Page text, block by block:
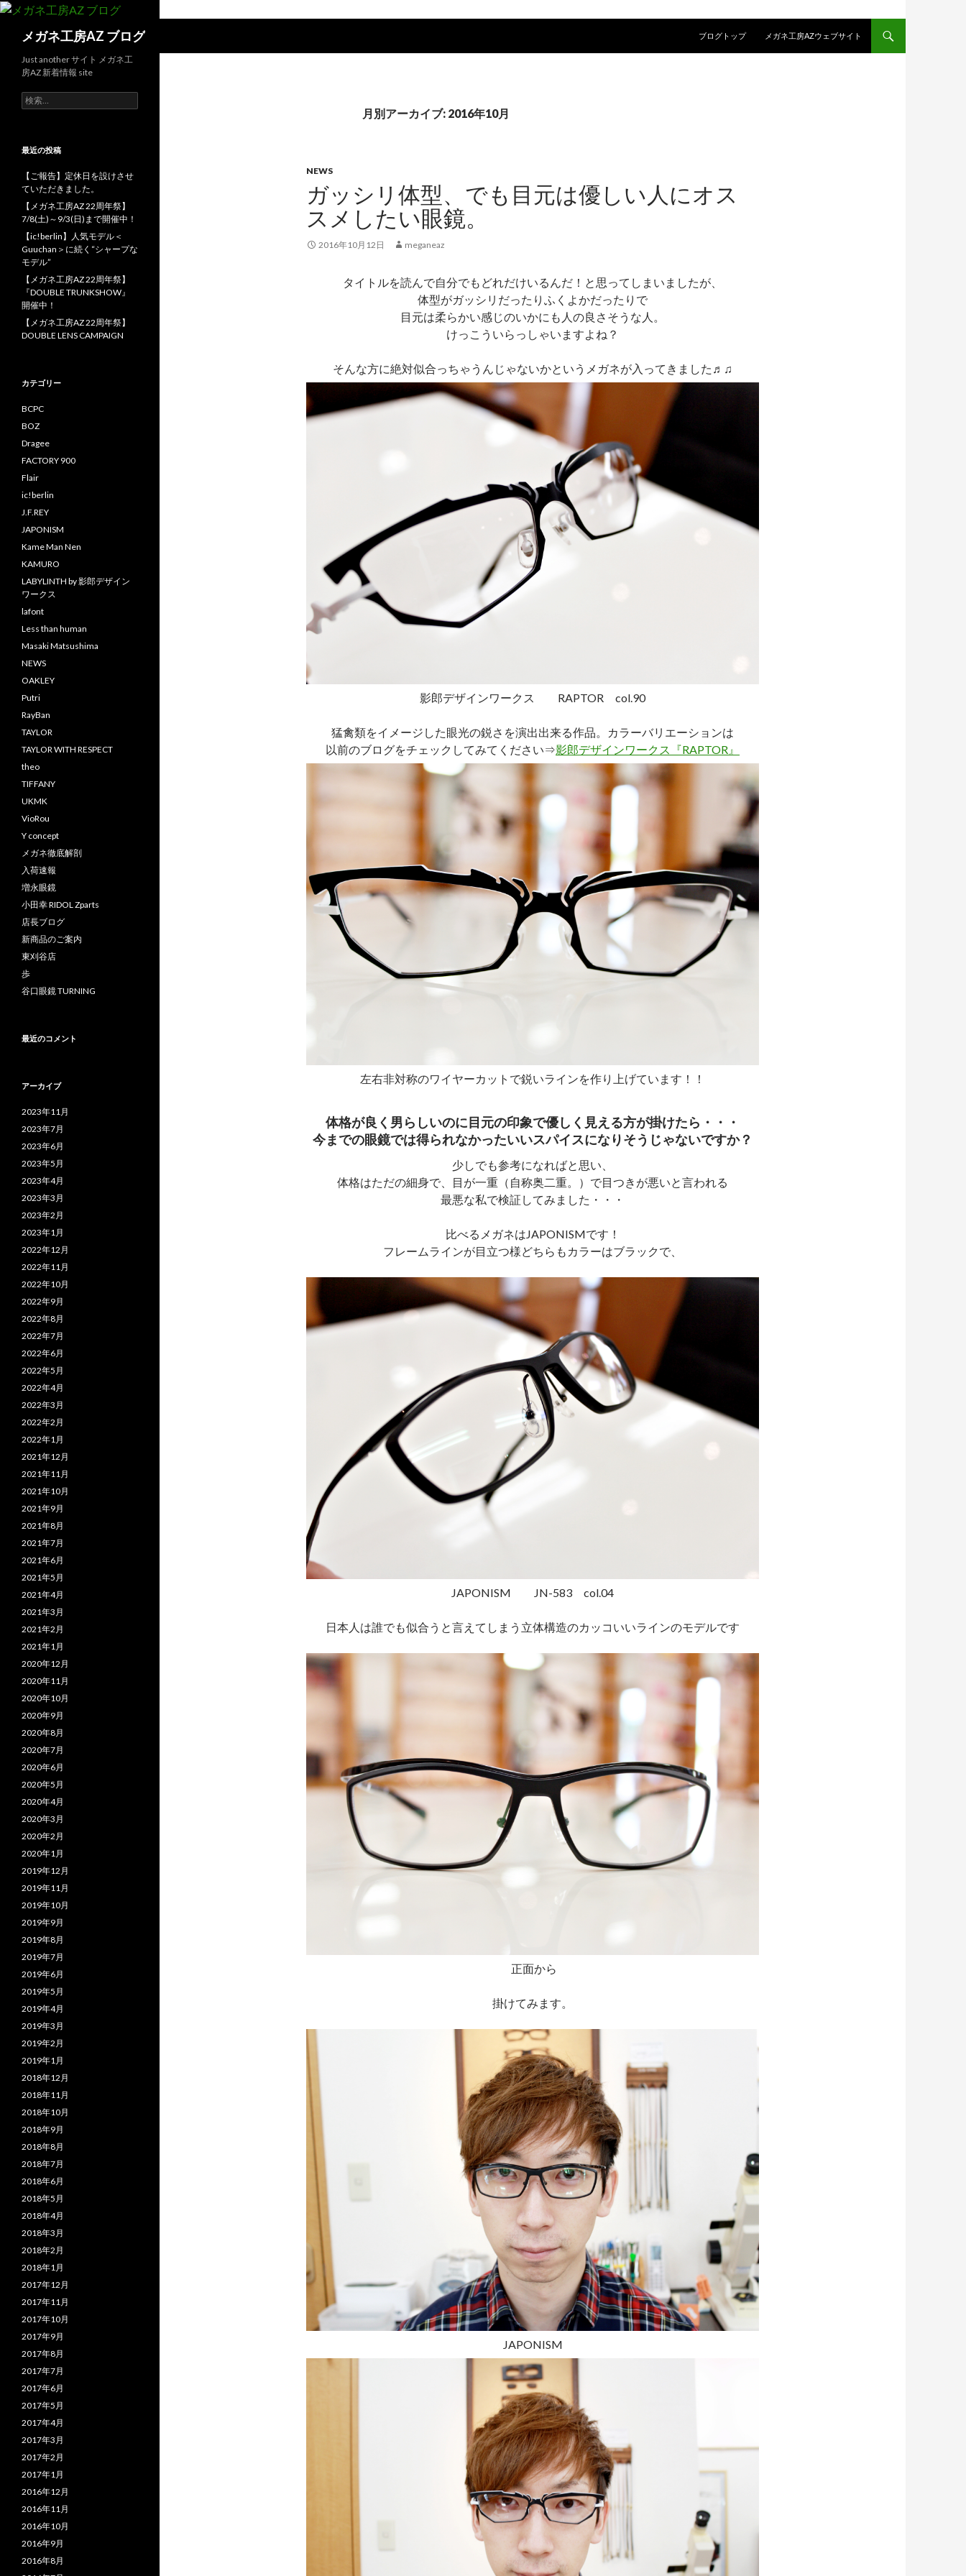
メガネ工房AZ ブログ
ブログトップ
メガネ工房AZウェブサイト
月別アーカイブ: 2016年10月
NEWS
ガッシリ体型、でも目元は優しい人にオス
スメしたい眼鏡。
2016年10月12日 meganeaz
タイトルを読んで自分でもどれだけいるんだ！と思ってしまいましたが、
体型がガッシリだったりふくよかだったりで
目元は柔らかい感じのいかにも人の良さそうな人。
けっこういらっしゃいますよね？
そんな方に絶対似合っちゃうんじゃないかというメガネが入ってきました♬♫
影郎デザインワークス RAPTOR col.90
猛禽類をイメージした眼光の鋭さを演出出来る作品。カラーバリエーションは
以前のブログをチェックしてみてください⇒影郎デザインワークス『RAPTOR』
左右非対称のワイヤーカットで鋭いラインを作り上げています！！
体格が良く男らしいのに目元の印象で優しく見える方が掛けたら・・・
今までの眼鏡では得られなかったいいスパイスになりそうじゃないですか？
少しでも参考になればと思い、
体格はただの細身で、目が一重（自称奥二重。）で目つきが悪いと言われる
最悪な私で検証してみました・・・
比べるメガネはJAPONISMです！
フレームラインが目立つ様どちらもカラーはブラックで、
JAPONISM JN-583 col.04
日本人は誰でも似合うと言えてしまう立体構造のカッコいいラインのモデルです
正面から
掛けてみます。
JAPONISM
Just another サイト メガネ工
房AZ 新着情報 site
検
索:
最近の投稿
【ご報告】定休日を設けさせ
ていただきました。
【メガネ工房AZ 22周年祭】
7/8(土)～9/3(日)まで開催中！
【ic!berlin】人気モデル＜
Guuchan＞に続く“シャープな
モデル”
【メガネ工房AZ 22周年祭】
『DOUBLE TRUNKSHOW』
開催中！
【メガネ工房AZ 22周年祭】
DOUBLE LENS CAMPAIGN
カテゴリー
BCPC
BOZ
Dragee
FACTORY 900
Flair
ic!berlin
J.F.REY
JAPONISM
Kame Man Nen
KAMURO
LABYLINTH by 影郎デザイン
ワークス
lafont
Less than human
Masaki Matsushima
NEWS
OAKLEY
Putri
RayBan
TAYLOR
TAYLOR WITH RESPECT
theo
TIFFANY
UKMK
VioRou
Y concept
メガネ徹底解剖
入荷速報
増永眼鏡
小田幸 RIDOL Zparts
店長ブログ
新商品のご案内
東刈谷店
歩
谷口眼鏡 TURNING
最近のコメント
アーカイブ
2023年11月
2023年7月
2023年6月
2023年5月
2023年4月
2023年3月
2023年2月
2023年1月
2022年12月
2022年11月
2022年10月
2022年9月
2022年8月
2022年7月
2022年6月
2022年5月
2022年4月
2022年3月
2022年2月
2022年1月
2021年12月
2021年11月
2021年10月
2021年9月
2021年8月
2021年7月
2021年6月
2021年5月
2021年4月
2021年3月
2021年2月
2021年1月
2020年12月
2020年11月
2020年10月
2020年9月
2020年8月
2020年7月
2020年6月
2020年5月
2020年4月
2020年3月
2020年2月
2020年1月
2019年12月
2019年11月
2019年10月
2019年9月
2019年8月
2019年7月
2019年6月
2019年5月
2019年4月
2019年3月
2019年2月
2019年1月
2018年12月
2018年11月
2018年10月
2018年9月
2018年8月
2018年7月
2018年6月
2018年5月
2018年4月
2018年3月
2018年2月
2018年1月
2017年12月
2017年11月
2017年10月
2017年9月
2017年8月
2017年7月
2017年6月
2017年5月
2017年4月
2017年3月
2017年2月
2017年1月
2016年12月
2016年11月
2016年10月
2016年9月
2016年8月